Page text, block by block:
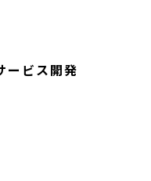
ービス開発